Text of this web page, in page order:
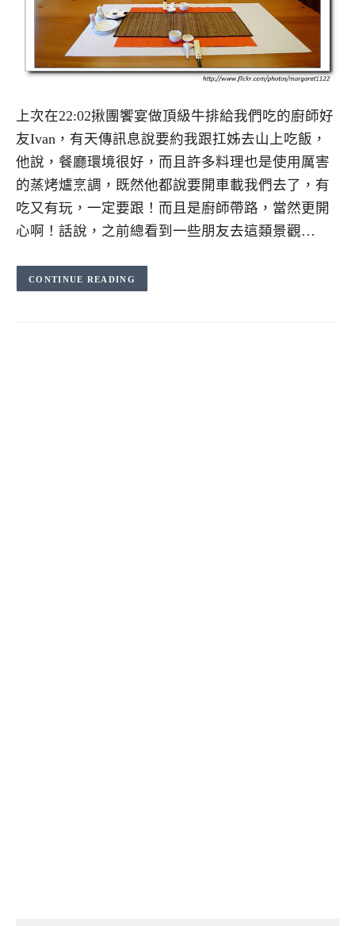
上次在22:02揪團饗宴做頂級牛排給我們吃的廚師好
友Ivan，有天傳訊息說要約我跟扛姊去山上吃飯，
他說，餐廳環境很好，而且許多料理也是使用厲害
的蒸烤爐烹調，既然他都說要開車載我們去了，有
吃又有玩，一定要跟！而且是廚師帶路，當然更開
心啊！話說，之前總看到一些朋友去這類景觀…
CONTINUE READING